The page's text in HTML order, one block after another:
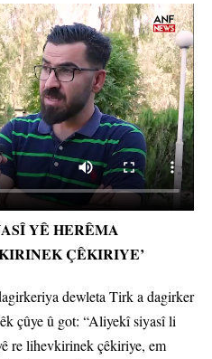
YÊ HERÊMA
ÇÊKIRIYE’
dewleta Tirk a dagirker
çûye û got: “Aliyekî siyasî li
re lihevkirinek çêkiriye, em